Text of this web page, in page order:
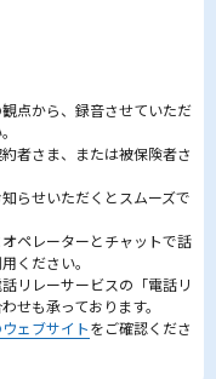
点から、録音させていただ
者さま、または被保険者さ
らせいただくとスムーズで
ペレーターとチャットで話
ください。
リレーサービスの「電話リ
せも承っております。
ェブサイトをご確認くださ